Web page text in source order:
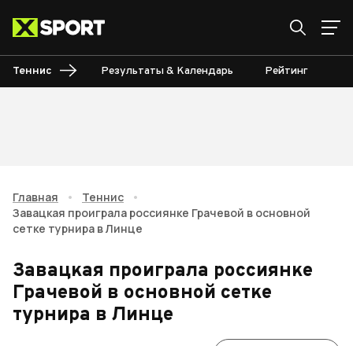
Теннис Результаты & Календарь Рейтинг
Главная • Теннис
•
Завацкая проиграла россиянке Грачевой в основной
сетке турнира в Линце
Завацкая проиграла россиянке
Грачевой в основной сетке
турнира в Линце